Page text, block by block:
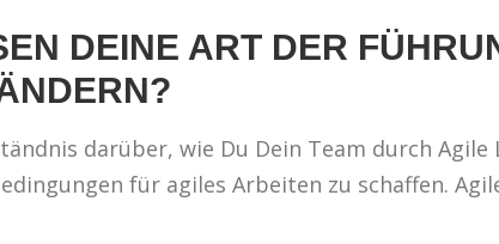
DEINE ART DER
darüber, wie Du Dein Team durch Agile
für agiles Arbeiten zu schaffen.